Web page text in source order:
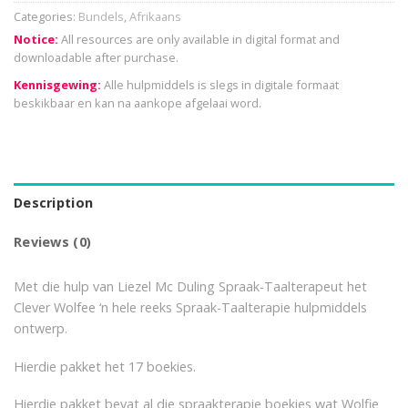
Categories: Bundels,Afrikaans
Notice: All resources are only available in digital format and
downloadable after purchase.
Kennisgewing: Alle hulpmiddels is slegs in digitale formaat
beskikbaar en kan na aankope afgelaai word.
Description
Reviews (0)
Met die hulp van Liezel Mc Duling Spraak-Taalterapeut het
Clever Wolfee ‘n hele reeks Spraak-Taalterapie hulpmiddels
ontwerp.
Hierdie pakket het 17 boekies.
Hierdie pakket bevat al die spraakterapie boekies wat Wolfie